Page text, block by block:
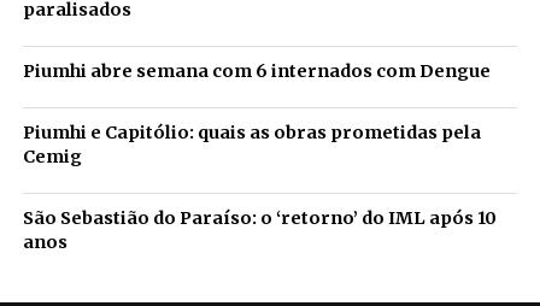
paralisados
Piumhi abre semana com 6 internados com Dengue
Piumhi e Capitólio: quais as obras prometidas pela
Cemig
São Sebastião do Paraíso: o ‘retorno’ do IML após 10
anos